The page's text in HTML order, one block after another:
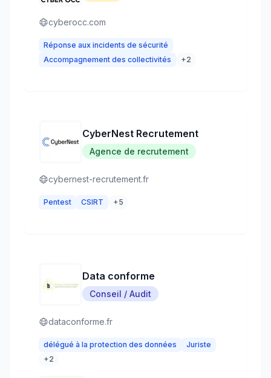
cyberocc.com
Réponse aux incidents de sécurité
Accompagnement des collectivités
+2
CyberNest Recrutement
Agence de recrutement
cybernest-recrutement.fr
Pentest CSIRT +5
Data conforme
Conseil / Audit
dataconforme.fr
délégué à la protection des données
Juriste
+2